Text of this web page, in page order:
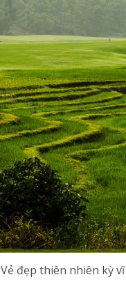
Vẻ đẹp thiên nhiên kỳ